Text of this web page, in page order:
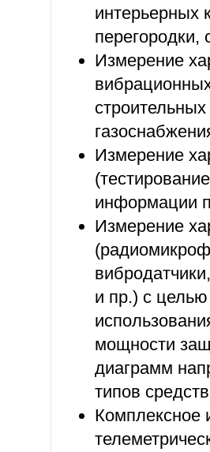
интерьерных
перегородки,
Измерение
Измерение
информации
Измерение
и пр.) с
мощности
диаграмм
типов
Комплексное